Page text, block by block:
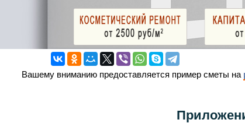
Вашему вниманию предоставляется пример сметы на